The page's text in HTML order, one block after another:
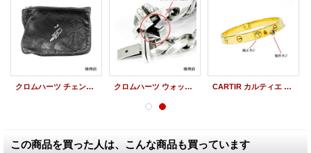
クロムハーツ チェンジパース 小銭入れ ファスナー修理 スライダー交換 クロムハーツ ウォッチバンド修理 ロレックス用 ウォッチブレス ロックピン 破損 折れ 修理加工 CARTIR カルティエ ラブブレス ネジ 製作 K18 ゴールド WG/PG/YG
この商品を買った人は、こんな商品も買っています